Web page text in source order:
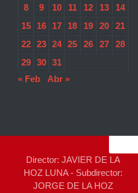
8
9 10 11 12 13
14
15
16 17 18 19 20
21
22
23 24 25 26 27
28
29
30
31
« Feb
Abr »
Director: JAVIER DE LA
HOZ LUNA - Subdirector:
JORGE DE LA HOZ